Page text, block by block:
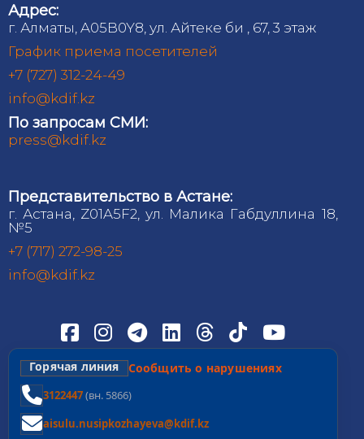
Адрес:
г. Алматы, A05B0Y8, ул. Айтеке би , 67, 3 этаж
График приема посетителей
+7 (727) 312-24-49
info@kdif.kz
По запросам СМИ:
press@kdif.kz
Представительство в Астане:
г. Астана, Z01A5F2, ул. Малика Габдуллина 18,
№5
+7 (717) 272-98-25
info@kdif.kz
Горячая линия Сообщить о нарушениях
3122447(вн. 5866)
aisulu.nusipkozhayeva@kdif.kz